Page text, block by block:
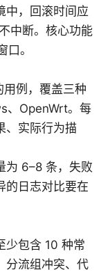
中，回滚时间应
中断。核心功能
。
例，覆盖三种
、OpenWrt。每
、实际行为描
为 6–8 条，失败
的日志对比要在
少包含 10 种常
分流组冲突、代